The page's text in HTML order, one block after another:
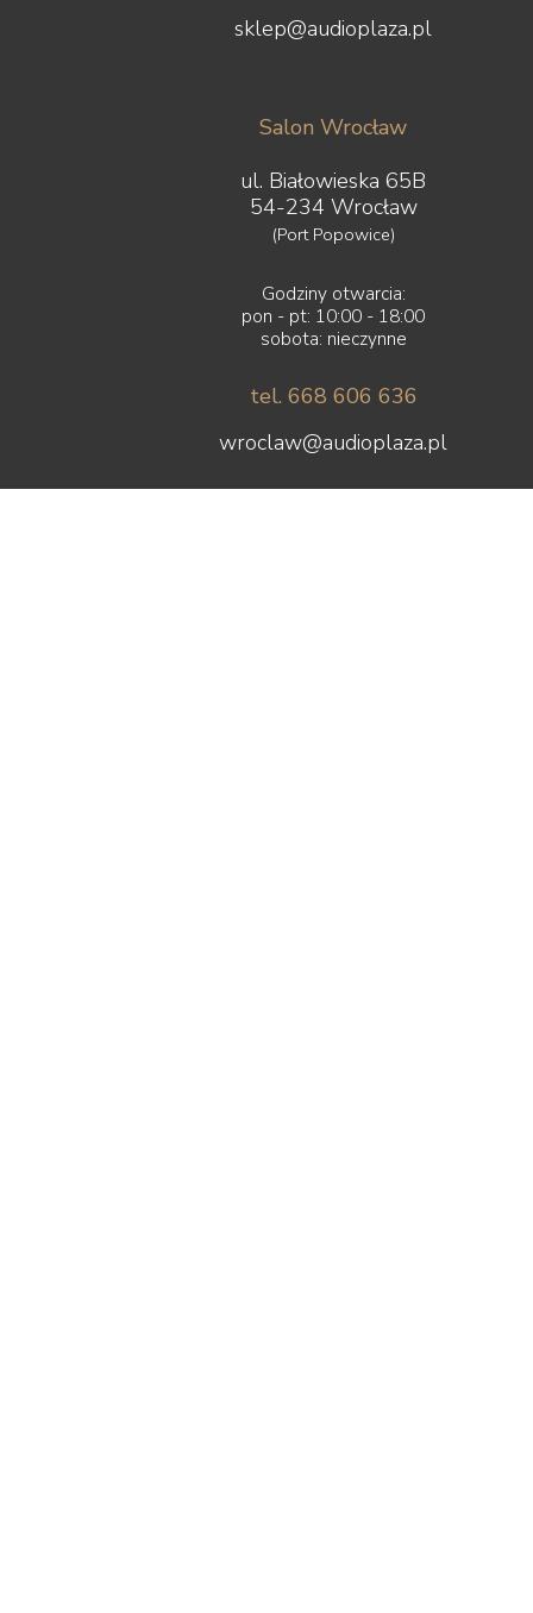
sklep@audioplaza.pl
Salon Wrocław
ul. Białowieska 65B
54-234 Wrocław
(Port Popowice)
Godziny otwarcia:
pon - pt: 10:00 - 18:00
sobota: nieczynne
tel. 668 606 636
wroclaw@audioplaza.pl